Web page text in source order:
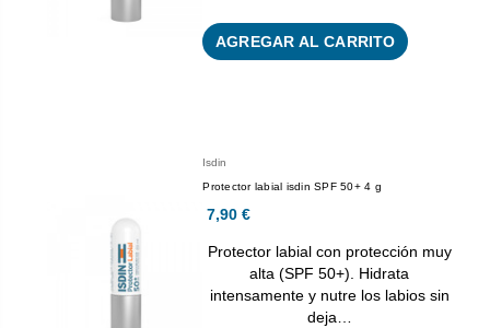
AGREGAR AL CARRITO
Isdin
Protector labial isdin SPF 50+ 4 g
7,90 €
Protector labial con protección muy
alta (SPF 50+). Hidrata
intensamente y nutre los labios sin
deja…